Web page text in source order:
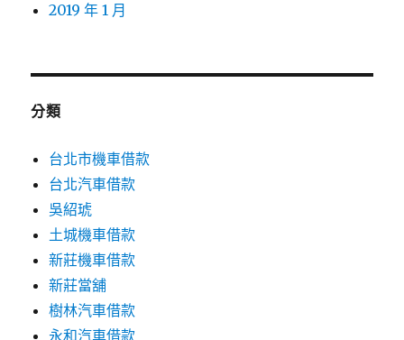
2019 年 1 月
分類
台北市機車借款
台北汽車借款
吳紹琥
土城機車借款
新莊機車借款
新莊當舖
樹林汽車借款
永和汽車借款